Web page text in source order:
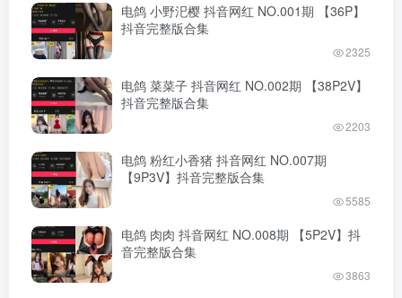
电鸽 小野汜樱 抖音网红 NO.001期 【36P】
抖音完整版合集
2325
电鸽 菜菜子 抖音网红 NO.002期 【38P2V】
抖音完整版合集
2203
电鸽 粉红小香猪 抖音网红 NO.007期
【9P3V】抖音完整版合集
5585
电鸽 肉肉 抖音网红 NO.008期 【5P2V】抖
音完整版合集
3863